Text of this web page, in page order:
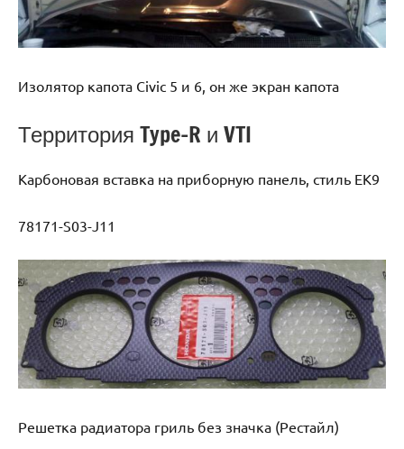
Изолятор капота Civic 5 и 6, он же экран капота
Территория Type-R и VTI
Карбоновая вставка на приборную панель, стиль EK9
78171-S03-J11
Решетка радиатора гриль без значка (Рестайл)